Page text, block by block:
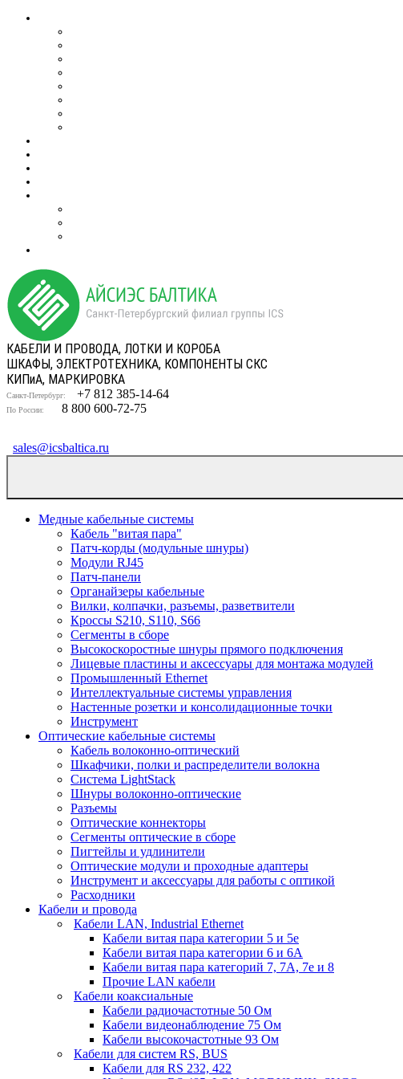
КАБЕЛИ И ПРОВОДА, ЛОТКИ И КОРОБА
ШКАФЫ, ЭЛЕКТРОТЕХНИКА, КОМПОНЕНТЫ СКС
КИПиА, МАРКИРОВКА
Санкт-Петербург: +7 812 385-14-64
По России: 8 800 600-72-75
sales@icsbaltica.ru
Медные кабельные системы
Кабель "витая пара"
Патч-корды (модульные шнуры)
Модули RJ45
Патч-панели
Органайзеры кабельные
Вилки, колпачки, разъемы, разветвители
Кроссы S210, S110, S66
Сегменты в сборе
Высокоскоростные шнуры прямого подключения
Лицевые пластины и аксессуары для монтажа модулей
Промышленный Ethernet
Интеллектуальные системы управления
Настенные розетки и консолидационные точки
Инструмент
Оптические кабельные системы
Кабель волоконно-оптический
Шкафчики, полки и распределители волокна
Система LightStack
Шнуры волоконно-оптические
Разъемы
Оптические коннекторы
Сегменты оптические в сборе
Пигтейлы и удлинители
Оптические модули и проходные адаптеры
Инструмент и аксессуары для работы с оптикой
Расходники
Кабели и провода
Кабели LAN, Industrial Ethernet
Кабели витая пара категории 5 и 5е
Кабели витая пара категории 6 и 6A
Кабели витая пара категорий 7, 7А, 7е и 8
Прочие LAN кабели
Кабели коаксиальные
Кабели радиочастотные 50 Ом
Кабели видеонаблюдение 75 Ом
Кабели высокочастотные 93 Ом
Кабели для систем RS, BUS
Кабели для RS 232, 422